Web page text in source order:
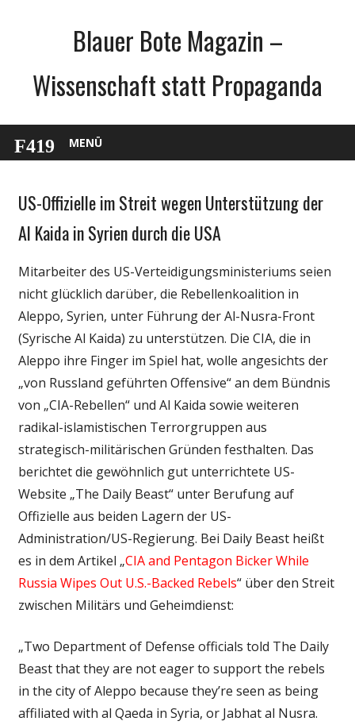
Blauer Bote Magazin –
Wissenschaft statt Propaganda
MENÜ
Gesellschaft
Webfundstück
Wissenschaft
US-Offizielle im Streit wegen Unterstützung der
Al Kaida in Syrien durch die USA
Mitarbeiter des US-Verteidigungsministeriums seien
nicht glücklich darüber, die Rebellenkoalition in
Aleppo, Syrien, unter Führung der Al-Nusra-Front
(Syrische Al Kaida) zu unterstützen. Die CIA, die in
Aleppo ihre Finger im Spiel hat, wolle angesichts der
„von Russland geführten Offensive“ an dem Bündnis
von „CIA-Rebellen“ und Al Kaida sowie weiteren
radikal-islamistischen Terrorgruppen aus
strategisch-militärischen Gründen festhalten. Das
berichtet die gewöhnlich gut unterrichtete US-
Website „The Daily Beast“ unter Berufung auf
Offizielle aus beiden Lagern der US-
Administration/US-Regierung. Bei Daily Beast heißt
es in dem Artikel „CIA and Pentagon Bicker While
Russia Wipes Out U.S.-Backed Rebels“ über den Streit
zwischen Militärs und Geheimdienst:
„Two Department of Defense officials told The Daily
Beast that they are not eager to support the rebels
in the city of Aleppo because they’re seen as being
affiliated with al Qaeda in Syria, or Jabhat al Nusra.